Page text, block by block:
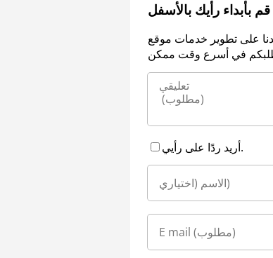
قم بأبداء رأيك بالأسفل
على تطوير خدمات موقع
أريد ردًا على رأيي.